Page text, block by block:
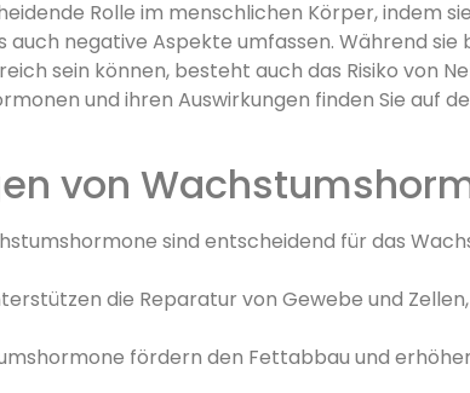
Rolle im menschlichen Körper, indem
auch negative Aspekte umfassen. Während
sein können, besteht auch das Risiko von
und ihren Auswirkungen finden Sie auf
von
sind entscheidend für das
die Reparatur von Gewebe und
fördern den Fettabbau und